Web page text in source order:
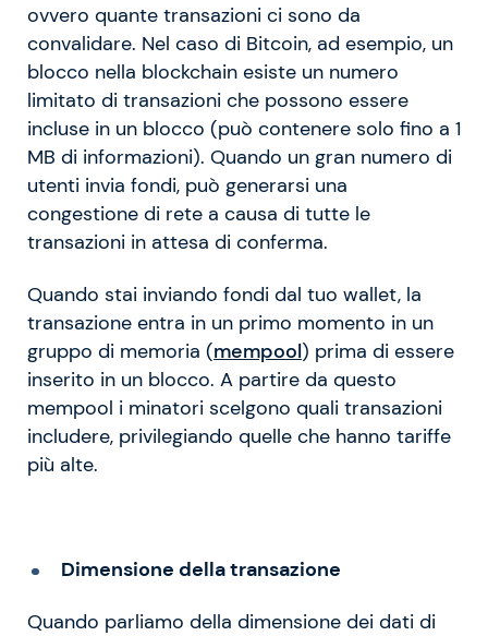
ovvero quante transazioni ci sono da
convalidare. Nel caso di Bitcoin, ad esempio, un
blocco nella blockchain esiste un numero
limitato di transazioni che possono essere
incluse in un blocco (può contenere solo fino a 1
MB di informazioni). Quando un gran numero di
utenti invia fondi, può generarsi una
congestione di rete a causa di tutte le
transazioni in attesa di conferma.
Quando stai inviando fondi dal tuo wallet, la
transazione entra in un primo momento in un
gruppo di memoria (mempool) prima di essere
inserito in un blocco. A partire da questo
mempool i minatori scelgono quali transazioni
includere, privilegiando quelle che hanno tariffe
più alte.
Dimensione della transazione
Quando parliamo della dimensione dei dati di